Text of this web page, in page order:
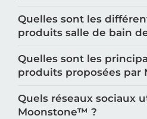
Quelles sont les
produits salle de bain
Quelles sont les
produits proposées par
Quels réseaux sociaux
Moonstone™️ ?